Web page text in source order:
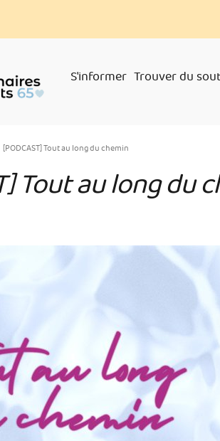
S'informer Trouver du
[PODCAST] Tout au long du chemin
Tout au long du